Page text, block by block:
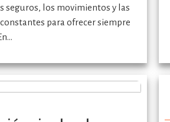
seguros, los movimientos y las
para ofrecer siempre